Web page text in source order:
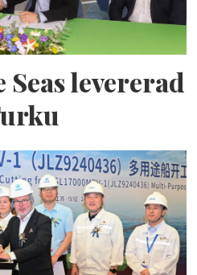
Seas levererad